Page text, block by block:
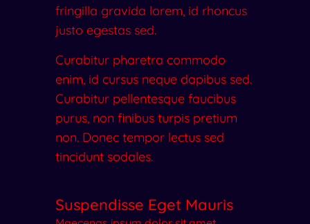
fringilla gravida lorem, id rhoncus
justo egestas sed.
Curabitur pharetra commodo
enim, id cursus neque dapibus sed.
Curabitur pellentesque faucibus
purus, non finibus turpis pretium
non. Donec tempor lectus sed
tincidunt sodales.
Suspendisse Eget Mauris